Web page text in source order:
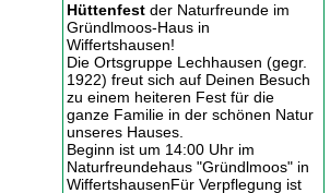
Hüttenfest der Naturfreunde im
Gründlmoos-Haus in
Wiffertshausen!
Die Ortsgruppe Lechhausen (gegr.
1922) freut sich auf Deinen Besuch
zu einem heiteren Fest für die
ganze Familie in der schönen Natur
unseres Hauses.
Beginn ist um 14:00 Uhr im
Naturfreundehaus "Gründlmoos" in
WiffertshausenFür Verpflegung ist